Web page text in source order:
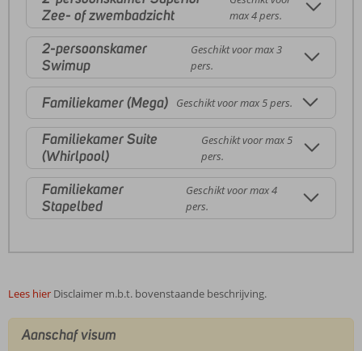
Zee- of zwembadzicht
max 4 pers.
2-persoonskamer
Swimup
Geschikt voor max 3
pers.
Familiekamer (Mega) Geschikt voor max 5 pers.
Familiekamer Suite
(Whirlpool)
Geschikt voor max 5
pers.
Familiekamer
Stapelbed
Geschikt voor max 4
pers.
Lees hier Disclaimer m.b.t. bovenstaande beschrijving.
Aanschaf visum